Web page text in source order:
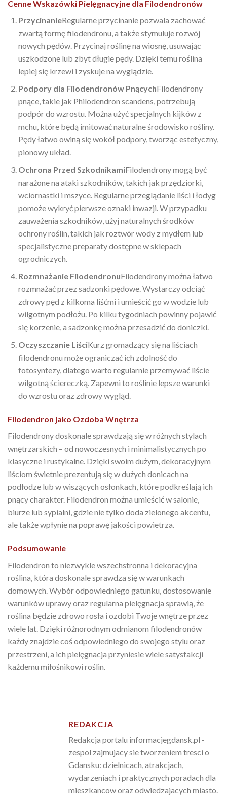
Cenne Wskazówki Pielęgnacyjne dla Filodendronów
PrzycinanieRegularne przycinanie pozwala zachować
zwartą formę filodendronu, a także stymuluje rozwój
nowych pędów. Przycinaj roślinę na wiosnę, usuwając
uszkodzone lub zbyt długie pędy. Dzięki temu roślina
lepiej się krzewi i zyskuje na wyglądzie.
Podpory dla Filodendronów PnącychFilodendrony
pnące, takie jak Philodendron scandens, potrzebują
podpór do wzrostu. Można użyć specjalnych kijków z
mchu, które będą imitować naturalne środowisko rośliny.
Pędy łatwo owiną się wokół podpory, tworząc estetyczny,
pionowy układ.
Ochrona Przed SzkodnikamiFilodendrony mogą być
narażone na ataki szkodników, takich jak przędziorki,
wciornastki i mszyce. Regularne przeglądanie liści i łodyg
pomoże wykryć pierwsze oznaki inwazji. W przypadku
zauważenia szkodników, użyj naturalnych środków
ochrony roślin, takich jak roztwór wody z mydłem lub
specjalistyczne preparaty dostępne w sklepach
ogrodniczych.
Rozmnażanie FilodendronuFilodendrony można łatwo
rozmnażać przez sadzonki pędowe. Wystarczy odciąć
zdrowy pęd z kilkoma liśćmi i umieścić go w wodzie lub
wilgotnym podłożu. Po kilku tygodniach powinny pojawić
się korzenie, a sadzonkę można przesadzić do doniczki.
Oczyszczanie LiściKurz gromadzący się na liściach
filodendronu może ograniczać ich zdolność do
fotosyntezy, dlatego warto regularnie przemywać liście
wilgotną ściereczką. Zapewni to roślinie lepsze warunki
do wzrostu oraz zdrowy wygląd.
Filodendron jako Ozdoba Wnętrza
Filodendrony doskonale sprawdzają się w różnych stylach
wnętrzarskich – od nowoczesnych i minimalistycznych po
klasyczne i rustykalne. Dzięki swoim dużym, dekoracyjnym
liściom świetnie prezentują się w dużych donicach na
podłodze lub w wiszących osłonkach, które podkreślają ich
pnący charakter. Filodendron można umieścić w salonie,
biurze lub sypialni, gdzie nie tylko doda zielonego akcentu,
ale także wpłynie na poprawę jakości powietrza.
Podsumowanie
Filodendron to niezwykle wszechstronna i dekoracyjna
roślina, która doskonale sprawdza się w warunkach
domowych. Wybór odpowiedniego gatunku, dostosowanie
warunków uprawy oraz regularna pielęgnacja sprawią, że
roślina będzie zdrowo rosła i ozdobi Twoje wnętrze przez
wiele lat. Dzięki różnorodnym odmianom filodendronów
każdy znajdzie coś odpowiedniego do swojego stylu oraz
przestrzeni, a ich pielęgnacja przyniesie wiele satysfakcji
każdemu miłośnikowi roślin.
REDAKCJA
Redakcja portalu informacjegdansk.pl -
zespol zajmujacy sie tworzeniem tresci o
Gdansku: dzielnicach, atrakcjach,
wydarzeniach i praktycznych poradach dla
mieszkancow oraz odwiedzajacych miasto.